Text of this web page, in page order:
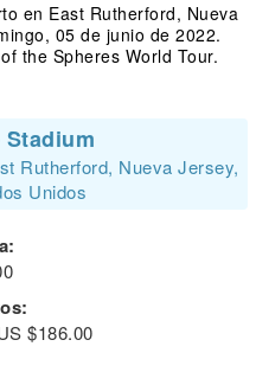
en East Rutherford, Nueva
05 de junio de 2022.
the Spheres World Tour.
Rutherford, Nueva Jersey,
Unidos
$186.00